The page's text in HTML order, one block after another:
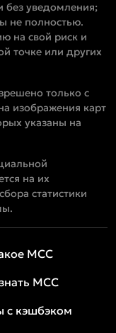
без уведомления;
не полностью.
на свой риск и
точке или других
только с
изображения карт
указаны на
на их
статистики
MCC
MCC
с кэшбэком